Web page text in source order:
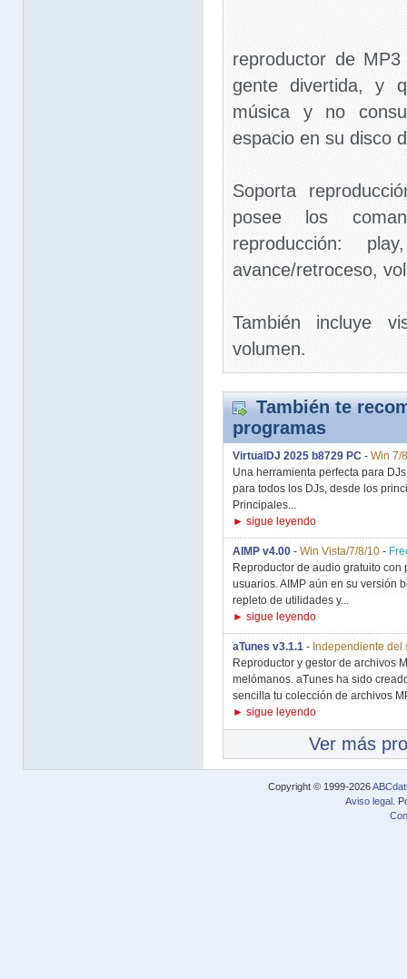
reproductor de
gente divertida, y
música y no
espacio en su disco
Soporta
posee los
reproducción:
avance/retroceso,
También incluye
volumen.
También te
programas
VirtualDJ 2025 b8729 PC - Win 7/
Una herramienta perfecta para
para todos los DJs, desde los
Principales...
► sigue leyendo
AIMP v4.00 - Win Vista/7/8/10 -
Reproductor de audio gratuito
usuarios. AIMP aún en su versión
repleto de utilidades y...
► sigue leyendo
aTunes v3.1.1 - Independiente del
Reproductor y gestor de archivos
melómanos. aTunes ha sido
sencilla tu colección de archivos
► sigue leyendo
Ver más
Copyright © 1999-2026
Aviso legal .